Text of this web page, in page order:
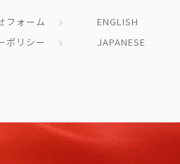
フォーム
ポリシー
ENGLISH
JAPANESE